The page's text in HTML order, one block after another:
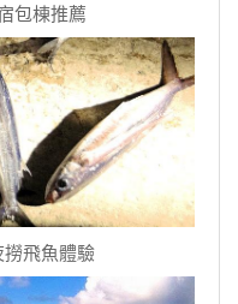
包棟推薦
飛魚體驗